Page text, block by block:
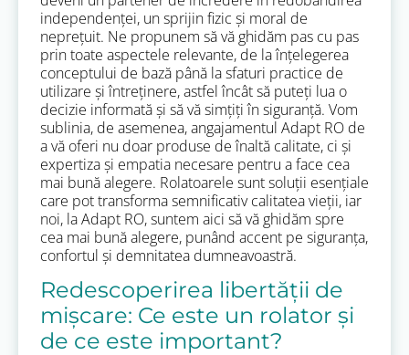
independenței, un sprijin fizic și moral de
neprețuit. Ne propunem să vă ghidăm pas cu pas
prin toate aspectele relevante, de la înțelegerea
conceptului de bază până la sfaturi practice de
utilizare și întreținere, astfel încât să puteți lua o
decizie informată și să vă simțiți în siguranță. Vom
sublinia, de asemenea, angajamentul Adapt RO de
a vă oferi nu doar produse de înaltă calitate, ci și
expertiza și empatia necesare pentru a face cea
mai bună alegere. Rolatoarele sunt soluții esențiale
care pot transforma semnificativ calitatea vieții, iar
noi, la Adapt RO, suntem aici să vă ghidăm spre
cea mai bună alegere, punând accent pe siguranța,
confortul și demnitatea dumneavoastră.
Redescoperirea libertății de
mișcare: Ce este un rolator și
de ce este important?